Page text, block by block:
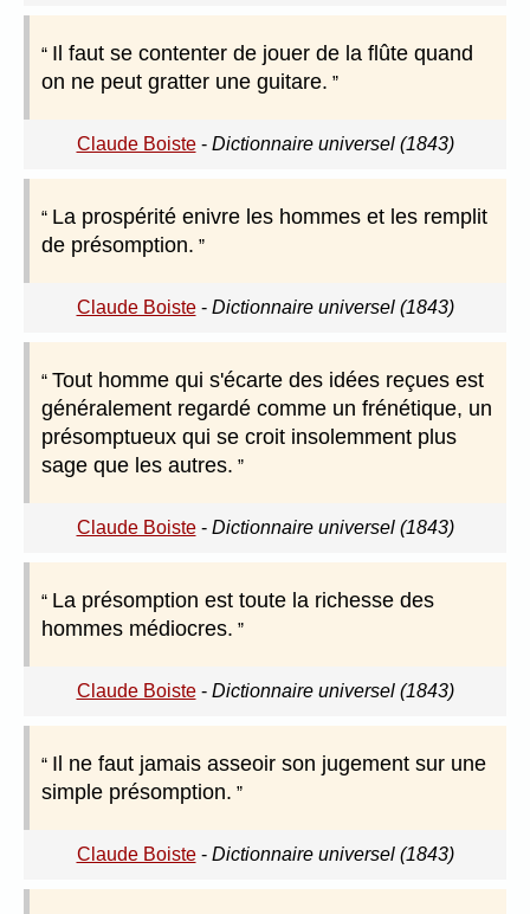
Il faut se contenter de jouer de la flûte quand
on ne peut gratter une guitare.
Claude Boiste- Dictionnaire universel (1843)
La prospérité enivre les hommes et les remplit
de présomption.
Claude Boiste- Dictionnaire universel (1843)
Tout homme qui s'écarte des idées reçues est
généralement regardé comme un frénétique, un
présomptueux qui se croit insolemment plus
sage que les autres.
Claude Boiste- Dictionnaire universel (1843)
La présomption est toute la richesse des
hommes médiocres.
Claude Boiste- Dictionnaire universel (1843)
Il ne faut jamais asseoir son jugement sur une
simple présomption.
Claude Boiste- Dictionnaire universel (1843)